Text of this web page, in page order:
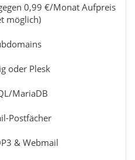
0,99 €/Monat Aufpreis
möglich)
oder Plesk
MariaDB
Postfächer
& Webmail